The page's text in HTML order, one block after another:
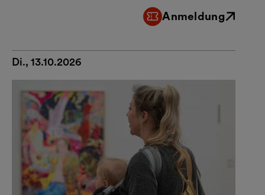
Anmeldung
Externer Link
Di., 13.10.2026